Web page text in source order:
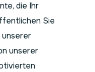
die Ihr
Sie
unserer